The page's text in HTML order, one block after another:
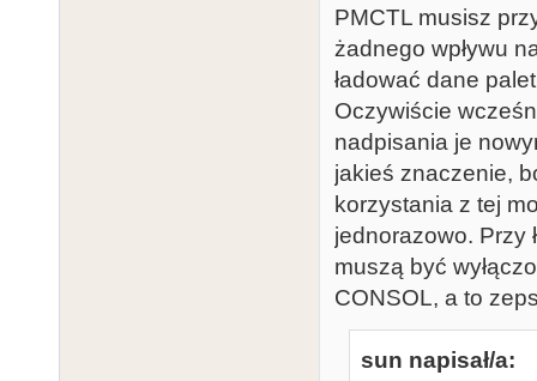
PMCTL musisz
żadnego wpływu
ładować dane
Oczywiście
nadpisania je
jakieś znaczenie,
korzystania z tej
jednorazowo. Przy
muszą być
CONSOL, a to
sun napisał/a: